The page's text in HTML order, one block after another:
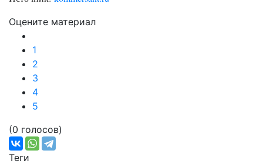
Оцените материал
1
2
3
4
5
(0 голосов)
Теги